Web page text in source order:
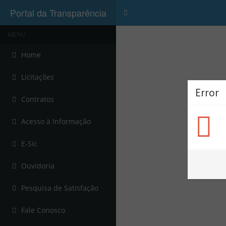
Portal da Transparência
MENU
Home
Licitações
Contratos
Acesso à Informação
E-Sic
Ouvidoria
Pesquisa de Satisfação
Fale Conosco
Error